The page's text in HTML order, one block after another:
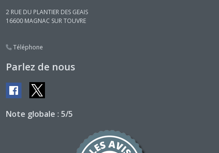
2 RUE DU PLANTIER DES GEAIS
16600 MAGNAC SUR TOUVRE
Téléphone
Parlez de nous
Note globale : 5/5